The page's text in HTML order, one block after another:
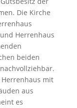
Die Kirche
Herrenhaus
beiden
mit
aus
es